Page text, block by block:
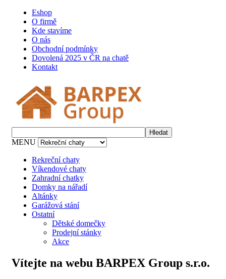
Eshop
O firmě
Kde stavíme
O nás
Obchodní podmínky
Dovolená 2025 v ČR na chatě
Kontakt
MENU
Rekreční chaty
Víkendové chaty
Zahradní chatky
Domky na nářadí
Altánky
Garážová stání
Ostatní
Dětské domečky
Prodejní stánky
Akce
Vítejte na webu BARPEX Group s.r.o.